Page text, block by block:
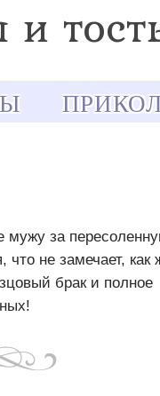
мужу за
не замечает, как
брак и полное